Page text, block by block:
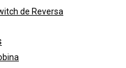
de Reversa